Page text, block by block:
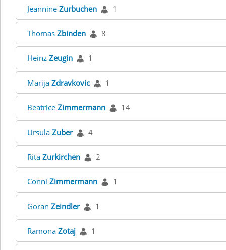
Jeannine Zurbuchen 1
Thomas Zbinden 8
Heinz Zeugin 1
Marija Zdravkovic 1
Beatrice Zimmermann 14
Ursula Zuber 4
Rita Zurkirchen 2
Conni Zimmermann 1
Goran Zeindler 1
Ramona Zotaj 1